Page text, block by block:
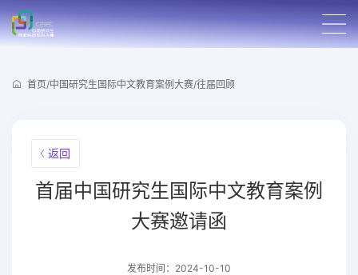
首页/中国研究生国际中文教育案例大赛/往届回顾
返回
首届中国研究生国际中文教育案例
大赛邀请函
发布时间：2024-10-10